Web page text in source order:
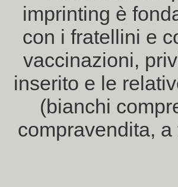
imprinting è
con i fratellini e
vaccinazioni,
inserito e le
(bianchi
compravendita,